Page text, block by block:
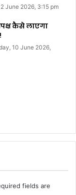
June 2026, 3:15 pm
कैसे लाएगा
10 June 2026,
fields are